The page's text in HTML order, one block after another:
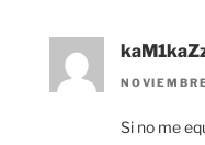
Si no me